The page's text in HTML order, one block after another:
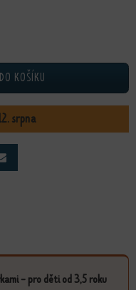
KOŠÍKU
srpna
- pro děti od 3,5 roku